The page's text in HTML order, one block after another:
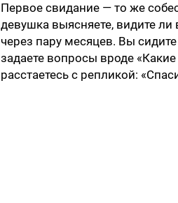
Первое свидание — то же
девушка выясняете, видите ли
через пару месяцев. Вы
задаете вопросы вроде
расстаетесь с репликой: